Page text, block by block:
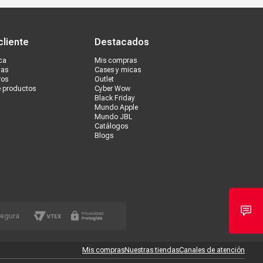
productos
Destacados
Mis compras
Cases y micas
Outlet
Cyber Wow
Black Friday
Mundo Apple
Mundo JBL
Catálogos
Blogs
Mis comprasNuestras tiendasCanales de atención